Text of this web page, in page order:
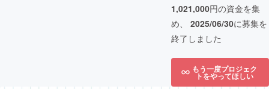
1,021,000円の資金を集
め、 2025/06/30に募集を
終了しました
もう一度プロジェク
トをやってほしい